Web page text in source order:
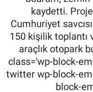
kaydetti.
Cumhuriyet
150 kişilik toplantı
araçlık otopark
class='wp-block-
twitter wp-block-
block-